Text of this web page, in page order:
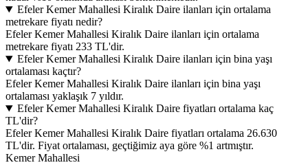
Efeler Kemer Mahallesi Kiralık Daire ilanları için ortalama
metrekare fiyatı nedir?
Efeler Kemer Mahallesi Kiralık Daire ilanları için ortalama
metrekare fiyatı 233 TL'dir.
Efeler Kemer Mahallesi Kiralık Daire ilanları için bina yaşı
ortalaması kaçtır?
Efeler Kemer Mahallesi Kiralık Daire ilanları için bina yaşı
ortalaması yaklaşık 7 yıldır.
Efeler Kemer Mahallesi Kiralık Daire fiyatları ortalama kaç
TL'dir?
Efeler Kemer Mahallesi Kiralık Daire fiyatları ortalama 26.630
TL'dir. Fiyat ortalaması, geçtiğimiz aya göre %1 artmıştır.
Kemer Mahallesi